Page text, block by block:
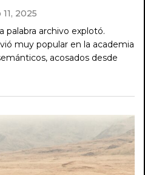
11, 2025
palabra archivo explotó.
muy popular en la academia
acosados desde